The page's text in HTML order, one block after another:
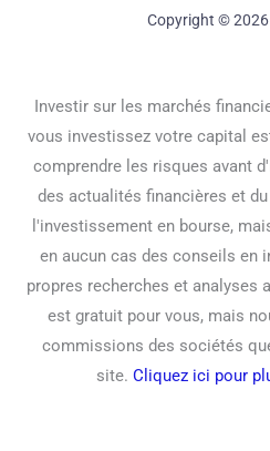
Copyright ©
Investir sur les marchés
vous investissez votre capital
comprendre les risques avant
des actualités financières et
l'investissement en bourse,
en aucun cas des conseils en
propres recherches et analyses
est gratuit pour vous, mais
commissions des sociétés
site. Cliquez ici pour